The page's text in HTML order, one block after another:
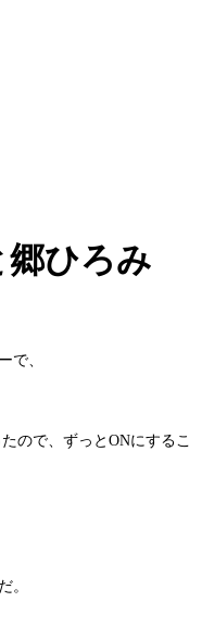
ひろみ
で、
ので、ずっとONにするこ
。